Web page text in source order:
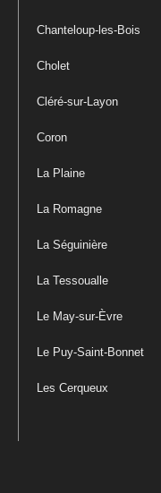
Chanteloup-les-Bois
Cholet
Cléré-sur-Layon
Coron
La Plaine
La Romagne
La Séguinière
La Tessoualle
Le May-sur-Èvre
Le Puy-Saint-Bonnet
Les Cerqueux